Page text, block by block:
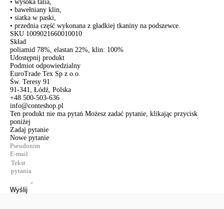
• wysoka talia,
• bawełniany klin,
• siatka w paski,
• przednia część wykonana z gładkiej tkaniny na podszewce.
SKU 1009021660010010
Skład
poliamid 78%, elastan 22%, klin: 100%
Udostępnij produkt
Podmiot odpowiedzialny
EuroTrade Tex Sp z o.o.
Św. Teresy 91
91-341, Łódź, Polska
+48 500-503-636
info@conteshop.pl
Ten produkt nie ma pytań Możesz zadać pytanie, klikając przycisk
poniżej
Zadaj pytanie
Nowe pytanie
Wyślij